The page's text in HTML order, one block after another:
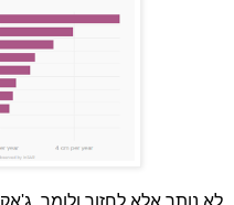
לא נותר אלא לחזור ולומר,